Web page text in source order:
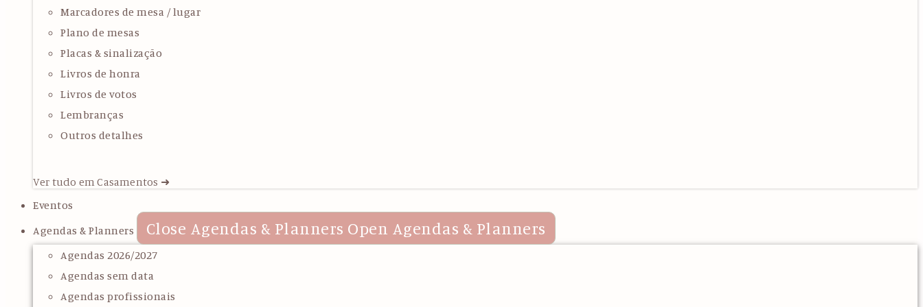
Marcadores de mesa / lugar
Plano de mesas
Placas & sinalização
Livros de honra
Livros de votos
Lembranças
Outros detalhes
Ver tudo em Casamentos ➜
Eventos
Agendas & Planners
Close Agendas & Planners Open Agendas & Planners
Agendas 2026/2027
Agendas sem data
Agendas profissionais